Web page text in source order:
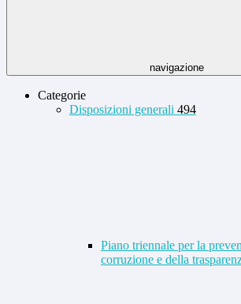
navigazione
Categorie
Disposizioni generali 494
Piano triennale per la
corruzione e della